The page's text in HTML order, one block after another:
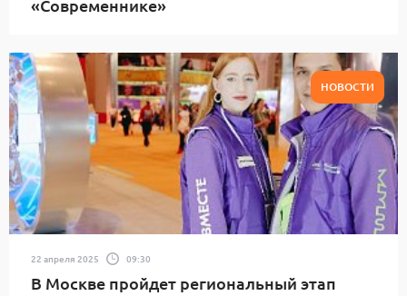
«Современнике»
НОВОСТИ
22 апреля 2025 09:30
В Москве пройдет региональный этап